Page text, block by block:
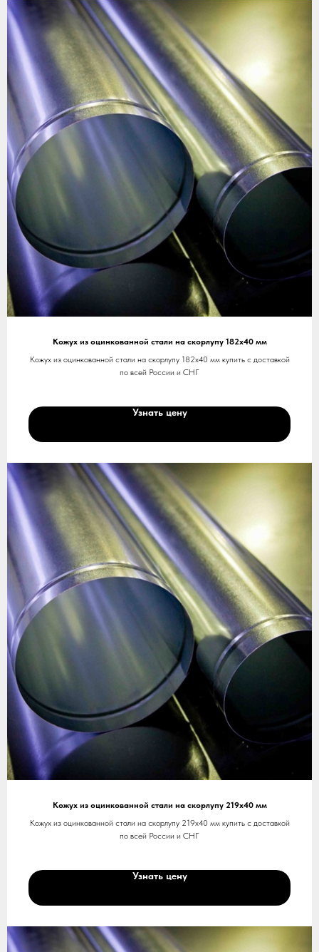
Кожух из оцинкованной стали на скорлупу 182х40 мм
Кожух из оцинкованной стали на скорлупу 182х40 мм купить с доставкой
по всей России и СНГ
Узнать цену
Кожух из оцинкованной стали на скорлупу 219х40 мм
Кожух из оцинкованной стали на скорлупу 219х40 мм купить с доставкой
по всей России и СНГ
Узнать цену